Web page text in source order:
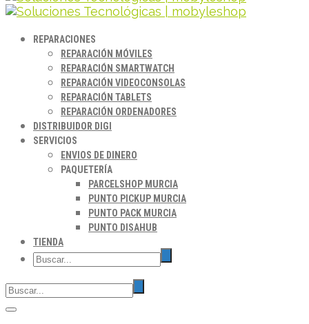
REPARACIONES
REPARACIÓN MÓVILES
REPARACIÓN SMARTWATCH
REPARACIÓN VIDEOCONSOLAS
REPARACIÓN TABLETS
REPARACIÓN ORDENADORES
DISTRIBUIDOR DIGI
SERVICIOS
ENVIOS DE DINERO
PAQUETERÍA
PARCELSHOP MURCIA
PUNTO PICKUP MURCIA
PUNTO PACK MURCIA
PUNTO DISAHUB
TIENDA